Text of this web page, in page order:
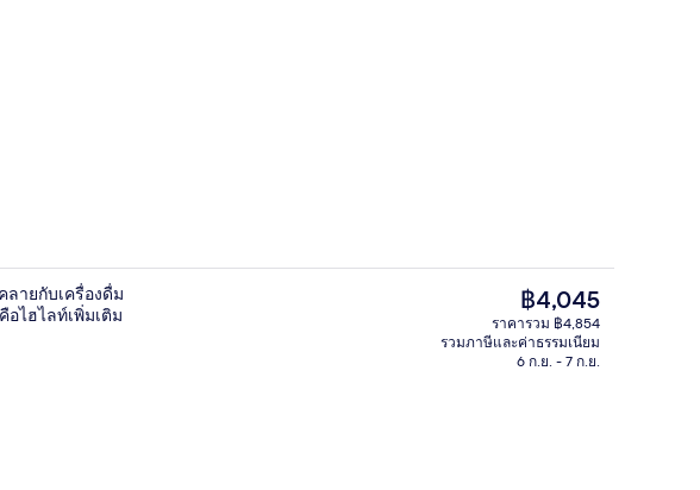
ห้องซูพีเรียดับเบิล | โต๊ะทำงาน, เตารีด/โต๊ะรีดผ้า, Wi-Fi ฟรี, ผ้าปูที่นอนห้องซูพีเรียดับเบิล | โต๊ะทำงาน, เตารี
ลายกับเครื่องดื่ม
ไฮไลท์เพิ่มเติม
ราคา
ปัจจุบัน
฿4,045
฿4,045
ราคารวม ฿4,854
รวมภาษีและค่าธรรมเนียม
6 ก.ย. - 7 ก.ย.